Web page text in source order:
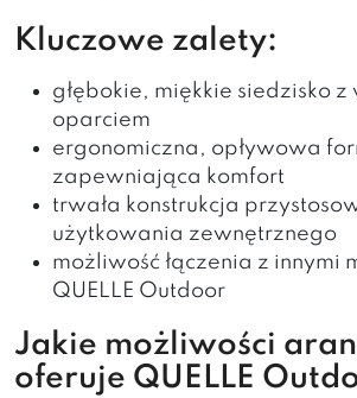
Kluczowe zalety:
głębokie, miękkie siedzisko
oparciem
ergonomiczna, opływowa
zapewniająca komfort
trwała konstrukcja
użytkowania zewnętrznego
możliwość łączenia z innymi
QUELLE Outdoor
Jakie możliwości
oferuje QUELLE